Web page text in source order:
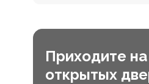
Приходите
открытых